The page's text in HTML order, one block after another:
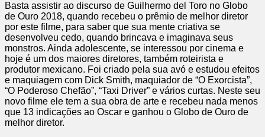
Basta assistir ao discurso de Guilhermo del Toro no Globo
de Ouro 2018, quando recebeu o prêmio de melhor diretor
por este filme, para saber que sua mente criativa se
desenvolveu cedo, quando brincava e imaginava seus
monstros. Ainda adolescente, se interessou por cinema e
hoje é um dos maiores diretores, também roteirista e
produtor mexicano. Foi criado pela sua avó e estudou efeitos
e maquiagem com Dick Smith, maquiador de “O Exorcista”,
“O Poderoso Chefão”, “Taxi Driver” e vários curtas. Neste seu
novo filme ele tem a sua obra de arte e recebeu nada menos
que 13 indicações ao Oscar e ganhou o Globo de Ouro de
melhor diretor.